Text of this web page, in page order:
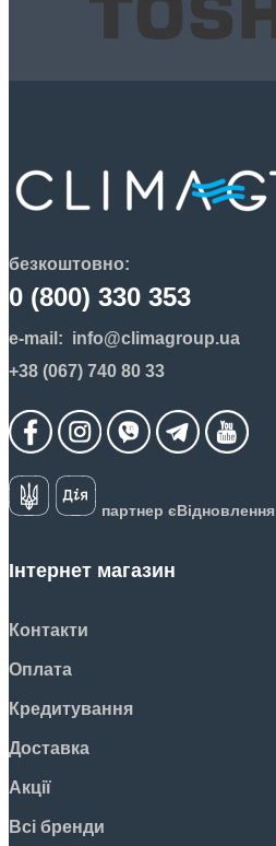
безкоштовно:
0 (800) 330 353
e-mail: info@climagroup.ua
+38 (067) 740 80 33
партнер єВідновлення
Інтернет магазин
Контакти
Оплата
Кредитування
Доставка
Акції
Всі бренди